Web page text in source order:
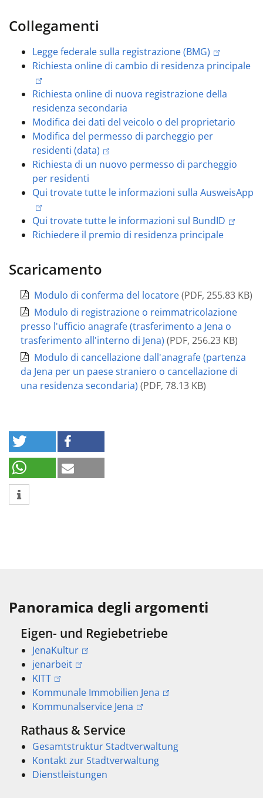
Collegamenti
Legge federale sulla registrazione (BMG)
Richiesta online di cambio di residenza principale
Richiesta online di nuova registrazione della
residenza secondaria
Modifica dei dati del veicolo o del proprietario
Modifica del permesso di parcheggio per
residenti (data)
Richiesta di un nuovo permesso di parcheggio
per residenti
Qui trovate tutte le informazioni sulla AusweisApp
Qui trovate tutte le informazioni sul BundID
Richiedere il premio di residenza principale
Scaricamento
Modulo di conferma del locatore(PDF, 255.83 KB)
Modulo di registrazione o reimmatricolazione
presso l'ufficio anagrafe (trasferimento a Jena o
trasferimento all'interno di Jena) (PDF, 256.23 KB)
Modulo di cancellazione dall'anagrafe (partenza
da Jena per un paese straniero o cancellazione di
una residenza secondaria) (PDF, 78.13 KB)
Panoramica degli argomenti
Eigen- und Regiebetriebe
JenaKultur
jenarbeit
KITT
Kommunale Immobilien Jena
Kommunalservice Jena
Rathaus & Service
Gesamtstruktur Stadtverwaltung
Kontakt zur Stadtverwaltung
Dienstleistungen